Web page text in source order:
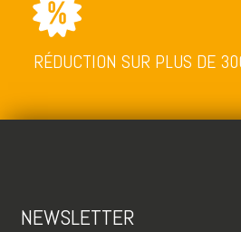
RÉDUCTION SUR PLUS DE
NEWSLETTER